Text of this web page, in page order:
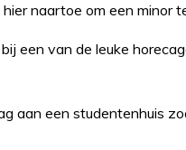
naartoe om een minor
een van de leuke
aan een studentenhuis